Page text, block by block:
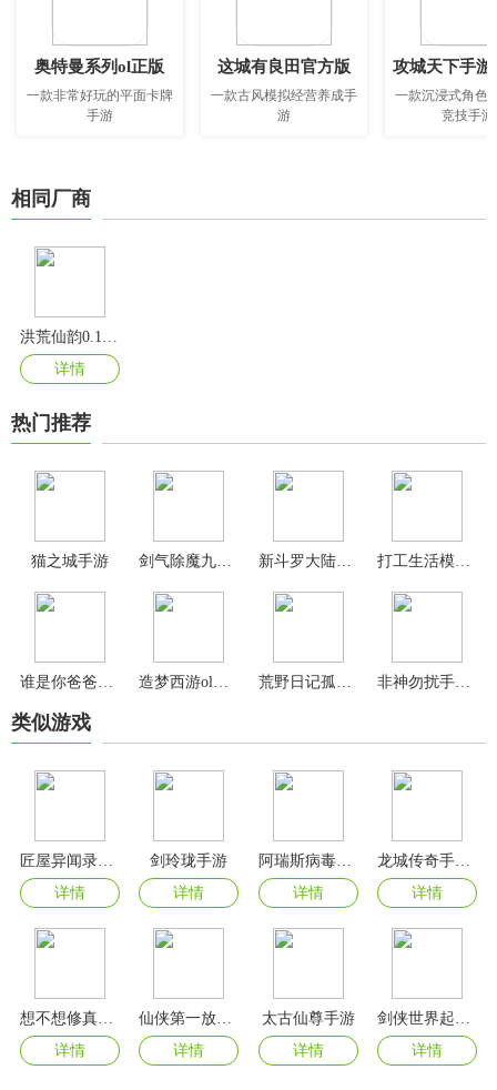
奥特曼系列ol正版
一款非常好玩的平面卡牌
手游
这城有良田官方版
一款古风模拟经营养成手
游
攻城天下手游
一款沉浸式角色
竞技手游
相同厂商
详情
热门推荐
猫之城手游 新斗罗大陆变态版
类似游戏
匠屋异闻录手游
详情
剑玲珑手游
详情
阿瑞斯病毒2内置菜单版
详情
详情
想不想修真官方版
详情
详情
太古仙尊手游
详情
详情